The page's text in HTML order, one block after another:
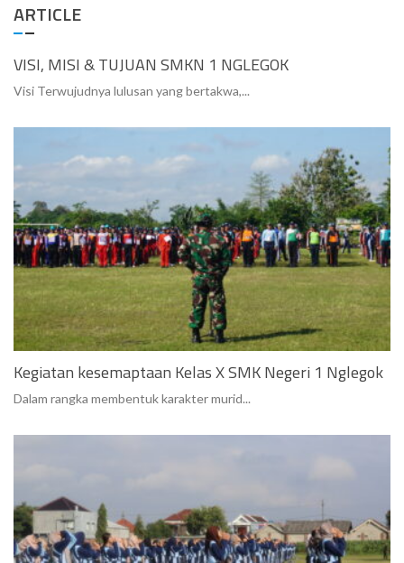
ARTICLE
VISI, MISI & TUJUAN SMKN 1 NGLEGOK
Visi Terwujudnya lulusan yang bertakwa,...
Kegiatan kesemaptaan Kelas X SMK Negeri 1 Nglegok
Dalam rangka membentuk karakter murid...